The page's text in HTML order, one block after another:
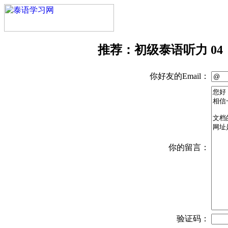
推荐：初级泰语听力 04
你好友的Email：
你的留言：
验证码：